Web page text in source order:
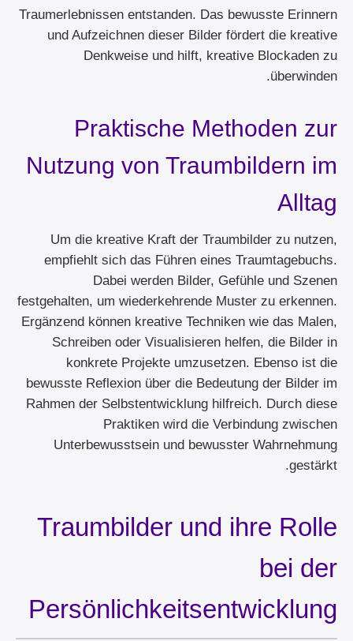
Traumerlebnissen entstanden. Das bewusste Erinnern
und Aufzeichnen dieser Bilder fördert die kreative
Denkweise und hilft, kreative Blockaden zu
überwinden.
Praktische Methoden zur
Nutzung von Traumbildern im
Alltag
Um die kreative Kraft der Traumbilder zu nutzen,
empfiehlt sich das Führen eines Traumtagebuchs.
Dabei werden Bilder, Gefühle und Szenen
festgehalten, um wiederkehrende Muster zu erkennen.
Ergänzend können kreative Techniken wie das Malen,
Schreiben oder Visualisieren helfen, die Bilder in
konkrete Projekte umzusetzen. Ebenso ist die
bewusste Reflexion über die Bedeutung der Bilder im
Rahmen der Selbstentwicklung hilfreich. Durch diese
Praktiken wird die Verbindung zwischen
Unterbewusstsein und bewusster Wahrnehmung
gestärkt.
Traumbilder und ihre Rolle
bei der
Persönlichkeitsentwicklung